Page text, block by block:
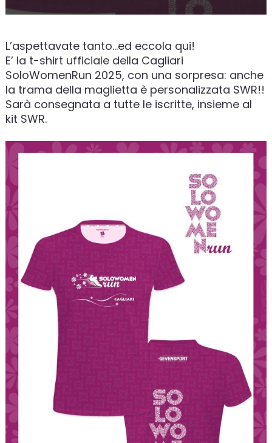
L’aspettavate tanto…ed eccola qui!
E’ la t-shirt ufficiale della Cagliari
SoloWomenRun 2025, con una sorpresa: anche
la trama della maglietta è personalizzata SWR!!
Sarà consegnata a tutte le iscritte, insieme al
kit SWR.